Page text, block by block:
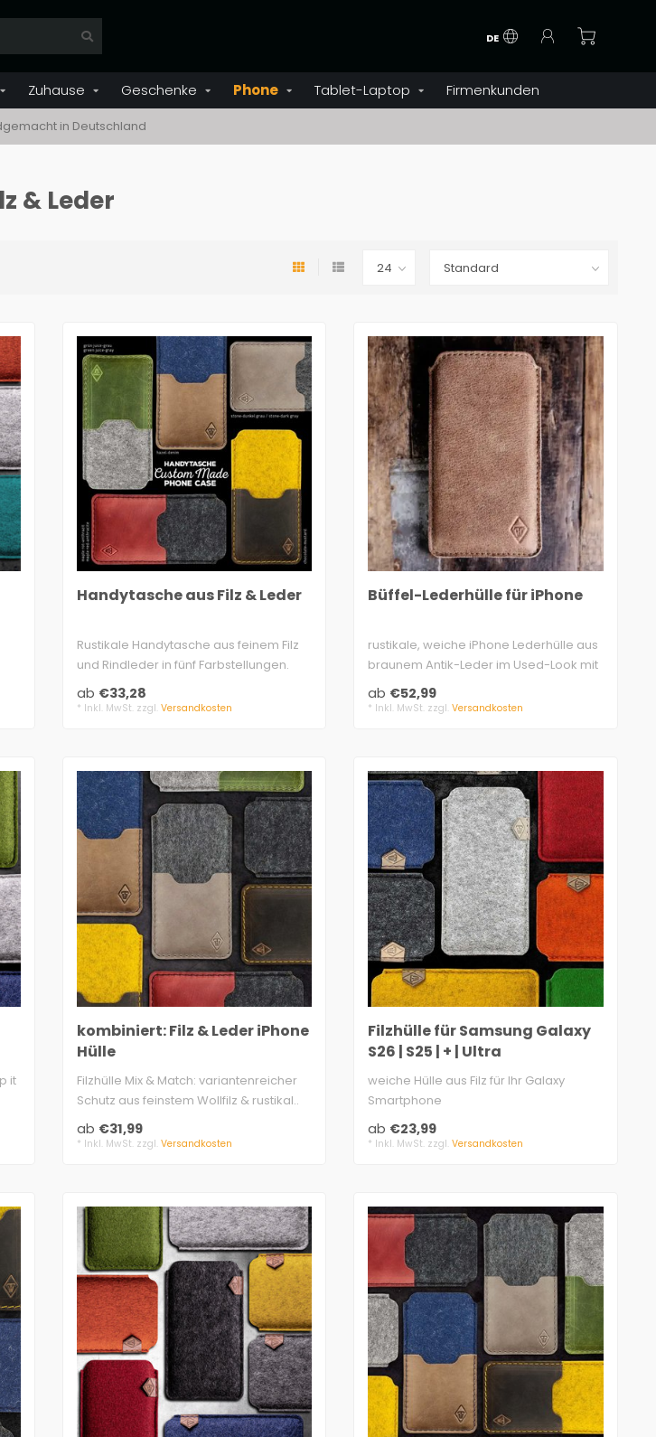
DE
Zuhause Geschenke Phone Tablet-Laptop Firmenkunden
in Deutschland
& Leder
Handytasche aus Filz & Leder
Rustikale Handytasche aus feinem Filz
und Rindleder in fünf Farbstellungen.
Die..
ab €33,28
* Inkl. MwSt. zzgl. Versandkosten
Büffel-Lederhülle für iPhone
rustikale, weiche iPhone Lederhülle aus
braunem Antik-Leder im Used-Look mit
Fi..
ab €52,99
* Inkl. MwSt. zzgl.Versandkosten
it
kombiniert: Filz & Leder iPhone
Hülle
Filzhülle Mix & Match: variantenreicher
Schutz aus feinstem Wollfilz & rustikal..
ab €31,99
* Inkl. MwSt. zzgl. Versandkosten
Filzhülle für Samsung Galaxy
S26 | S25 | + | Ultra
weiche Hülle aus Filz für Ihr Galaxy
Smartphone
zwei Lagen, 3mm dick, 100% Sc..
ab €23,99
* Inkl. MwSt. zzgl.Versandkosten